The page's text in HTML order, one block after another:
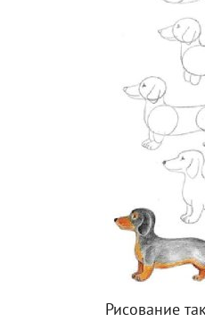
Рисование